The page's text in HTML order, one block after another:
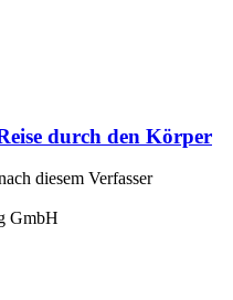
durch den Körper
diesem Verfasser
GmbH